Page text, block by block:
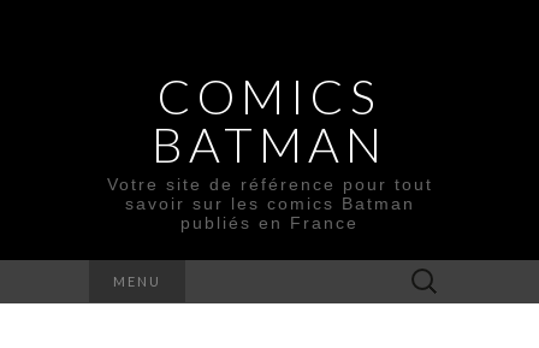
COMICS
BATMAN
Votre site de référence pour tout
savoir sur les comics Batman
publiés en France
MENU Rechercher :